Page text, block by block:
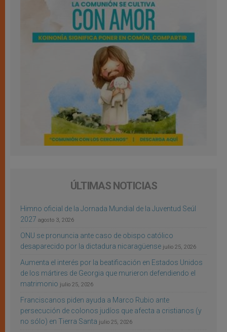
ÚLTIMAS NOTICIAS
Himno oficial de la Jornada Mundial de la Juventud Seúl
2027 agosto 3, 2026
ONU se pronuncia ante caso de obispo católico
desaparecido por la dictadura nicaragüense julio 25, 2026
Aumenta el interés por la beatificación en Estados Unidos
de los mártires de Georgia que murieron defendiendo el
matrimonio julio 25, 2026
Franciscanos piden ayuda a Marco Rubio ante
persecución de colonos judíos que afecta a cristianos (y
no sólo) en Tierra Santa julio 25, 2026